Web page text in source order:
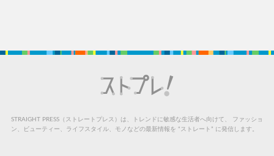
STRAIGHT PRESS（ストレートプレス）は、トレンドに敏感な生活者へ向けて、
ファッショ
ン、ビューティー、ライフスタイル、モノなどの最新情報を “ストレート” に発信します。